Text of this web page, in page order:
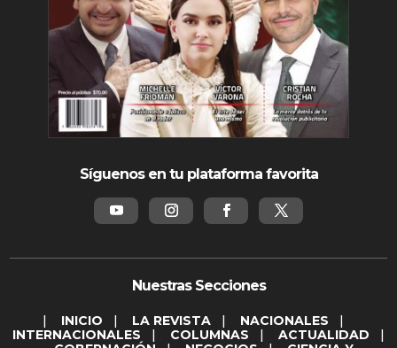
Síguenos en tu plataforma favorita
Nuestras Secciones
| INICIO | LA REVISTA | NACIONALES |
INTERNACIONALES | COLUMNAS | ACTUALIDAD |